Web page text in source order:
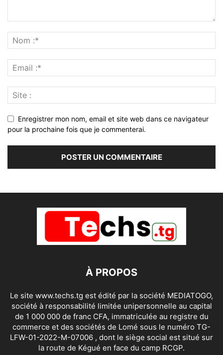
Enregistrer mon nom, email et site web dans ce navigateur
pour la prochaine fois que je commenterai.
À PROPOS
Le site www.techs.tg est édité par la société MEDIATOGO,
société à responsabilité limitée unipersonnelle au capital
de 1 000 000 de franc CFA, immatriculée au registre du
commerce et des sociétés de Lomé sous le numéro TG-
LFW-01-2022-M-07006 , dont le siège social est situé sur
la route de Kégué en face du camp RCGP.